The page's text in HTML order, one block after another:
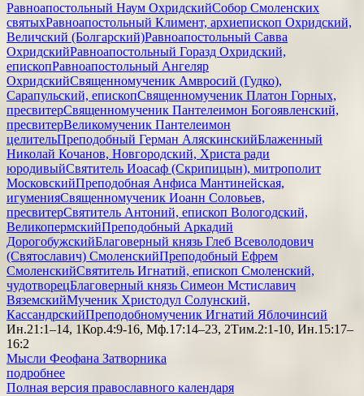
Равноапостольный Наум ОхридскийСобор Смоленских
святыхРавноапостольный Климент, архиепископ Охридский,
Величский (Болгарский)Равноапостольный Савва
ОхридскийРавноапостольный Горазд Охридский,
епископРавноапостольный Ангеляр
ОхридскийСвященномученик Амвросий (Гудко),
Сарапульский, епископСвященномученик Платон Горных,
пресвитерСвященномученик Пантелеимон Богоявленский,
пресвитерВеликомученик Пантелеимон
целительПреподобный Герман АляскинскийБлаженный
Николай Кочанов, Новгородский, Христа ради
юродивыйСвятитель Иоасаф (Скрипицын), митрополит
МосковскийПреподобная Анфиса Мантинейская,
игуменияСвященномученик Иоанн Соловьев,
пресвитерСвятитель Антоний, епископ Вологодский,
ВеликопермскийПреподобный Аркадий
ДорогобужскийБлаговерный князь Глеб Всеволодович
(Святославич) СмоленскийПреподобный Ефрем
СмоленскийСвятитель Игнатий, епископ Смоленский,
чудотворецБлаговерный князь Симеон Мстиславич
ВяземскийМученик Христодул Солунский,
КассандрскийПреподобномученик Игнатий Яблочинсий
Ин.21:1–14, 1Кор.4:9-16, Мф.17:14–23, 2Тим.2:1-10, Ин.15:17–
16:2
Мысли Феофана Затворника
подробнее
Полная версия православного календаря